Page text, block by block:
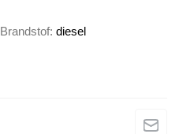
Brandstof diesel